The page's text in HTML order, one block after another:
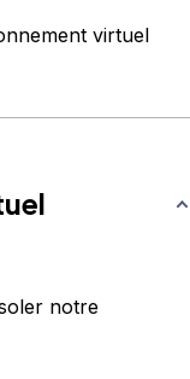
virtuel
notre